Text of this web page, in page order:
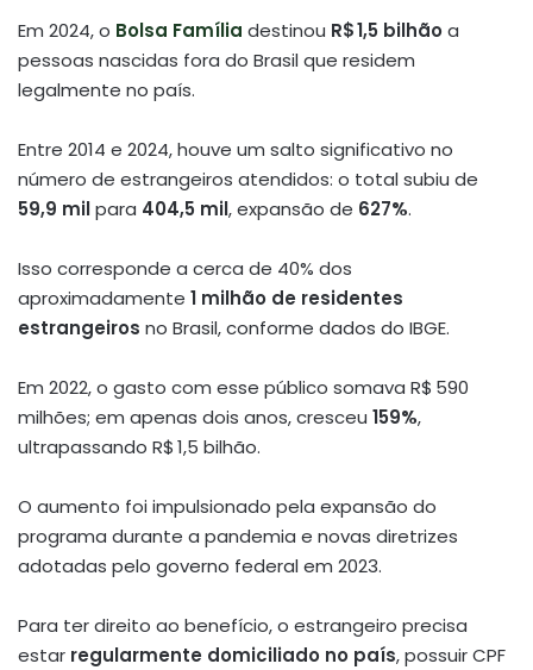
Em 2024, o Bolsa Família destinou R$ 1,5 bilhão a
pessoas nascidas fora do Brasil que residem
legalmente no país.
Entre 2014 e 2024, houve um salto significativo no
número de estrangeiros atendidos: o total subiu de
59,9 milpara 404,5 mil, expansão de 627%.
Isso corresponde a cerca de 40% dos
aproximadamente 1 milhão de residentes
estrangeiros no Brasil, conforme dados do IBGE.
Em 2022, o gasto com esse público somava R$ 590
milhões; em apenas dois anos, cresceu 159%,
ultrapassando R$ 1,5 bilhão.
O aumento foi impulsionado pela expansão do
programa durante a pandemia e novas diretrizes
adotadas pelo governo federal em 2023.
Para ter direito ao benefício, o estrangeiro precisa
estar regularmente domiciliado no país, possuir CPF